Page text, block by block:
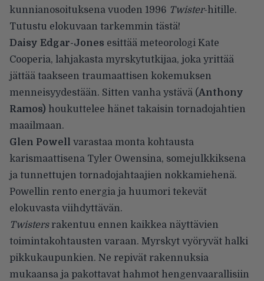
kunnianosoituksena vuoden 1996 Twister-hitille.
Tutustu elokuvaan tarkemmin tästä!
Daisy Edgar-Jones esittää meteorologi Kate
Cooperia, lahjakasta myrskytutkijaa, joka yrittää
jättää taakseen traumaattisen kokemuksen
menneisyydestään. Sitten vanha ystävä (Anthony
Ramos) houkuttelee hänet takaisin tornadojahtien
maailmaan.
Glen Powell varastaa monta kohtausta
karismaattisena Tyler Owensina, somejulkkiksena
ja tunnettujen tornadojahtaajien nokkamiehenä.
Powellin rento energia ja huumori tekevät
elokuvasta viihdyttävän.
Twistersrakentuu ennen kaikkea näyttävien
toimintakohtausten varaan. Myrskyt vyöryvät halki
pikkukaupunkien. Ne repivät rakennuksia
mukaansa ja pakottavat hahmot hengenvaarallisiin